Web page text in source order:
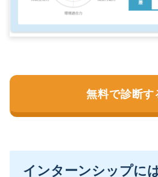
無料で診断
インターンシップに